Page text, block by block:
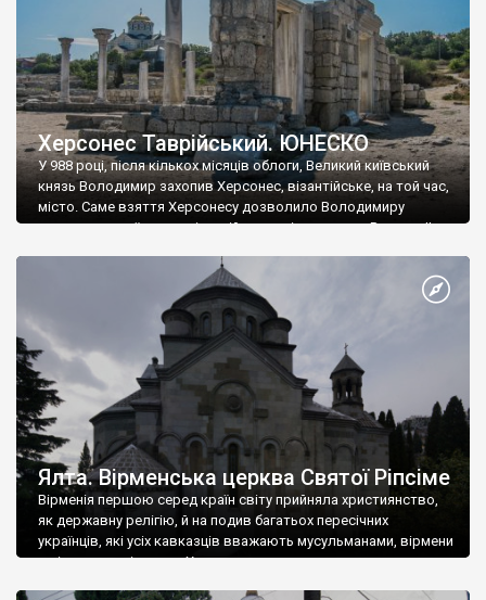
Херсонес Таврійський. ЮНЕСКО
У 988 році, після кількох місяців облоги, Великий київський
князь Володимир захопив Херсонес, візантійське, на той час,
місто. Саме взяття Херсонесу дозволило Володимиру
диктувати свої умови візантійському імператору Василю ІІ, та
Херсонесі Володимир-язичник, став Василем-християнином.
А потім було Хрещення Русі. На честь Херсонесу Таврійського
Ялта. Вірменська церква Святої Ріпсіме
Вірменія першою серед країн світу прийняла християнство,
як державну релігію, й на подив багатьох пересічних
українців, які усіх кавказців вважають мусульманами, вірмени
є відданими вірянами Христа